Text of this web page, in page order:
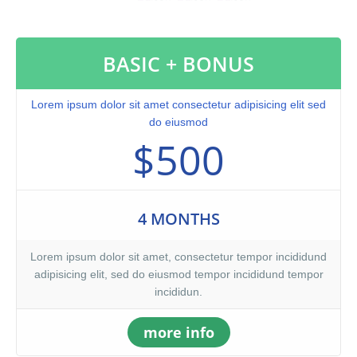
voluptate velit.Lorem ipsum dolor amet laboris consectetur
adipisicing elit, sed do eiusmod tempor incididunt ut labore et
dolore magna aliqua. Ut enim ad minim veniam, quis nostrud
exercitation ullamco laboris nisi ut aliquip ex ea commodo
consequat. Duis aute irure dolor in reprehenderit.At vero eos et
accusamus et iusto odio dignissimos ducimus qui blanditiis
praesentium voluptatum. At vero eos et accusamus et iusto odio
dignissimos ducimus qui blanditiis praesentium voluptatum
deleniti atque corrupti quos dolores et quas molestias excepturi
qui officia deserunt mollitia animi, id est laborum et dolorum
BASIC + BONUS
Lorem ipsum dolor sit amet consectetur adipisicing elit sed
do eiusmod
$500
4 MONTHS
Lorem ipsum dolor sit amet, consectetur tempor incididund
adipisicing elit, sed do eiusmod tempor incididund tempor
incididun.
more info